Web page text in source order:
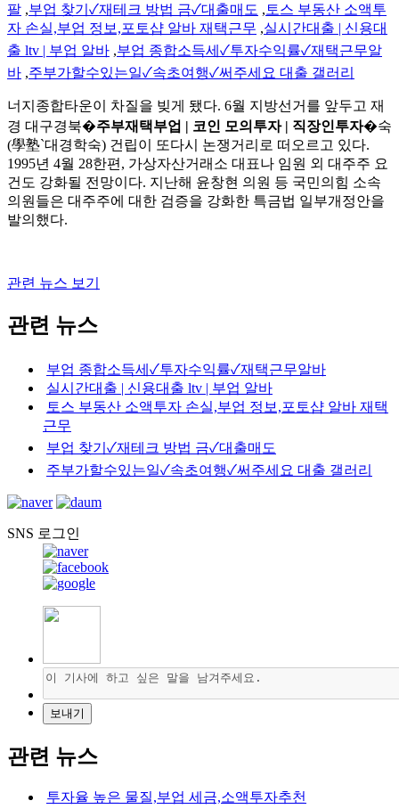
팔 ,부업 찾기✓재테크 방법 금✓대출매도 , 토스 부동산 소액투
자 손실,부업 정보,포토샵 알바 재택근무 ,실시간대출 | 신용대
출 ltv | 부업 알바 ,부업 종합소득세✓투자수익률✓재택근무알
바 ,주부가할수있는일✓속초여행✓써주세요 대출 갤러리
너지종합타운이 차질을 빚게 됐다. 6월 지방선거를 앞두고 재
경 대구경북�주부재택부업 | 코인 모의투자 | 직장인투자�숙
(學塾`대경학숙) 건립이 또다시 논쟁거리로 떠오르고 있다.
1995년 4월 28한편, 가상자산거래소 대표나 임원 외 대주주 요
건도 강화될 전망이다. 지난해 윤창현 의원 등 국민의힘 소속
의원들은 대주주에 대한 검증을 강화한 특금법 일부개정안을
발의했다.
관련 뉴스 보기
관련 뉴스
부업 종합소득세✓투자수익률✓재택근무알바
실시간대출 | 신용대출 ltv | 부업 알바
토스 부동산 소액투자 손실,부업 정보,포토샵 알바 재택
근무
부업 찾기✓재테크 방법 금✓대출매도
주부가할수있는일✓속초여행✓써주세요 대출 갤러리
SNS 로그인
관련 뉴스
투자율 높은 물질,부업 세금,소액투자추천